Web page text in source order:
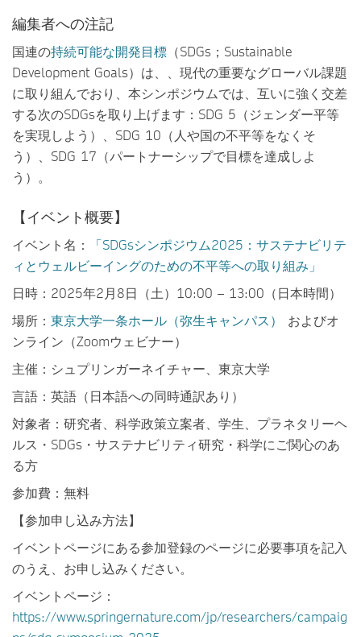
編集者への注記
国連の持続可能な開発目標 （SDGs；Sustainable
Development Goals）は、、現代の重要なグローバル課題
に取り組んでおり、本シンポジウムでは、互いに強く交差
する次のSDGsを取り上げます：SDG 5（ジェンダー平等
を実現しよう）、SDG 10（人や国の不平等をなくそ
う）、SDG 17（パートナーシップで目標を達成しよ
う）。
【イベント概要】
イベント名：
「SDGsシンポジウム2025：サステナビリテ
ィとウェルビーイングのための不平等への取り組み」
日時：2025年2月8日（土）10:00 – 13:00（日本時間）
場所： 東京大学一条ホール（弥生キャンパス）
およびオ
ンライン（Zoomウェビナー）
主催：シュプリンガーネイチャー、東京大学
言語：英語（日本語への同時通訳あり）
対象者：研究者、科学政策立案者、学生、プラネタリーヘ
ルス・SDGs・サステナビリティ研究・科学にご関心のあ
る方
参加費：無料
【参加申し込み方法】
イベントページにある参加登録のページに必要事項を記入
のうえ、お申し込みください。
イベントページ：
https://www.springernature.com/jp/researchers/campaig